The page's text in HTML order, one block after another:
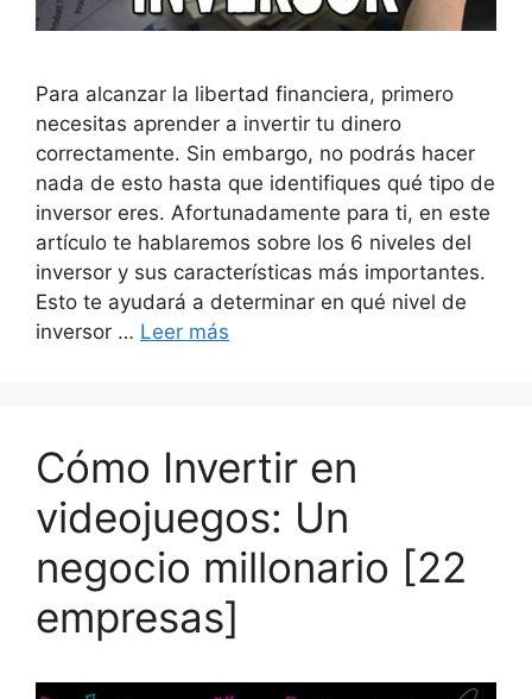
Para alcanzar la libertad financiera, primero
necesitas aprender a invertir tu dinero
correctamente. Sin embargo, no podrás hacer
nada de esto hasta que identifiques qué tipo de
inversor eres. Afortunadamente para ti, en este
artículo te hablaremos sobre los 6 niveles del
inversor y sus características más importantes.
Esto te ayudará a determinar en qué nivel de
inversor … Leer más
Cómo Invertir en
videojuegos: Un
negocio millonario [22
empresas]